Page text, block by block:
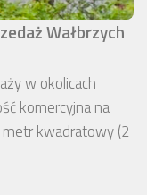
Wałbrzych
w okolicach
komercyjna na
metr kwadratowy (2